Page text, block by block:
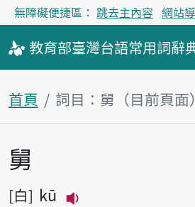
無障礙便捷區： 跳去主內容 網站
教育部臺灣台語常用詞辭
首頁 詞目：舅（目前頁面）
主內容區塊
舅
白 kū